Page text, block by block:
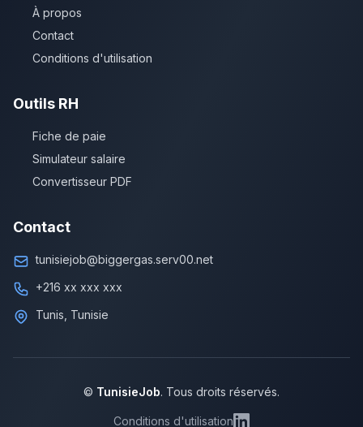
À propos
Contact
Conditions d'utilisation
Outils RH
Fiche de paie
Simulateur salaire
Convertisseur PDF
Contact
tunisiejob@biggergas.serv00.net
+216 xx xxx xxx
Tunis, Tunisie
© TunisieJob. Tous droits réservés.
Conditions d'utilisation